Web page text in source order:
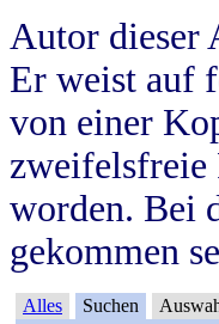
Autor dieser
Er weist auf
von einer
zweifelsfreie
worden. Bei
gekommen
Alles Suchen